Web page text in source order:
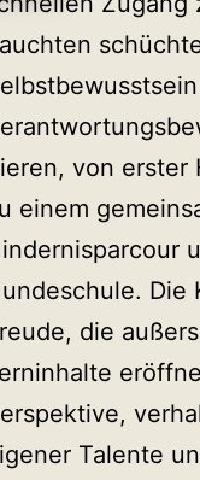
von erster
einem
Die
die
Talente